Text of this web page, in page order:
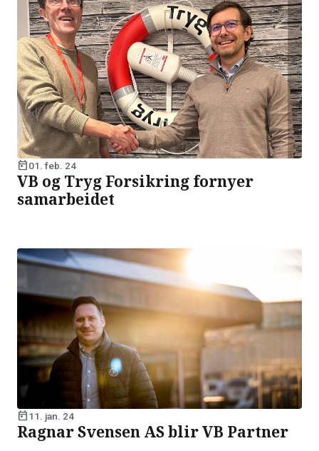
today01. feb. 24
VB og Tryg Forsikring fornyer
samarbeidet
today11. jan. 24
Ragnar Svensen AS blir VB Partner